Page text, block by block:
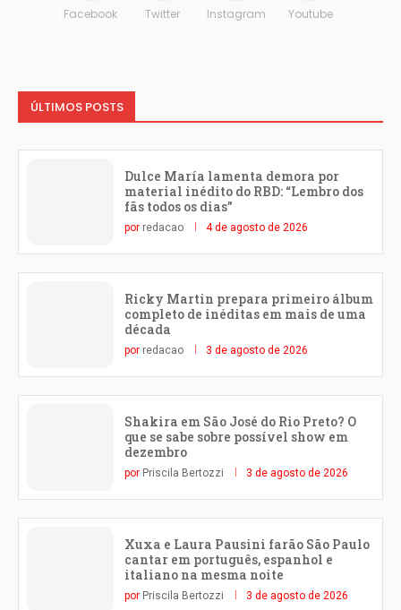
Facebook Twitter Instagram Youtube
ÚLTIMOS POSTS
Dulce María lamenta demora por
material inédito do RBD: “Lembro dos
fãs todos os dias”
por redacao 4 de agosto de 2026
Ricky Martin prepara primeiro álbum
completo de inéditas em mais de uma
década
por redacao 3 de agosto de 2026
Shakira em São José do Rio Preto? O
que se sabe sobre possível show em
dezembro
por Priscila Bertozzi 3 de agosto de 2026
Xuxa e Laura Pausini farão São Paulo
cantar em português, espanhol e
italiano na mesma noite
por Priscila Bertozzi 3 de agosto de 2026